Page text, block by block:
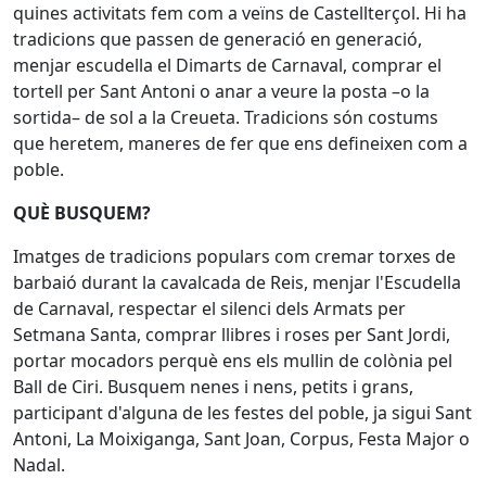
quines activitats fem com a veïns de Castellterçol. Hi ha
tradicions que passen de generació en generació,
menjar escudella el Dimarts de Carnaval, comprar el
tortell per Sant Antoni o anar a veure la posta –o la
sortida– de sol a la Creueta. Tradicions són costums
que heretem, maneres de fer que ens defineixen com a
poble.
QUÈ BUSQUEM?
Imatges de tradicions populars com cremar torxes de
barbaió durant la cavalcada de Reis, menjar l'Escudella
de Carnaval, respectar el silenci dels Armats per
Setmana Santa, comprar llibres i roses per Sant Jordi,
portar mocadors perquè ens els mullin de colònia pel
Ball de Ciri. Busquem nenes i nens, petits i grans,
participant d'alguna de les festes del poble, ja sigui Sant
Antoni, La Moixiganga, Sant Joan, Corpus, Festa Major o
Nadal.